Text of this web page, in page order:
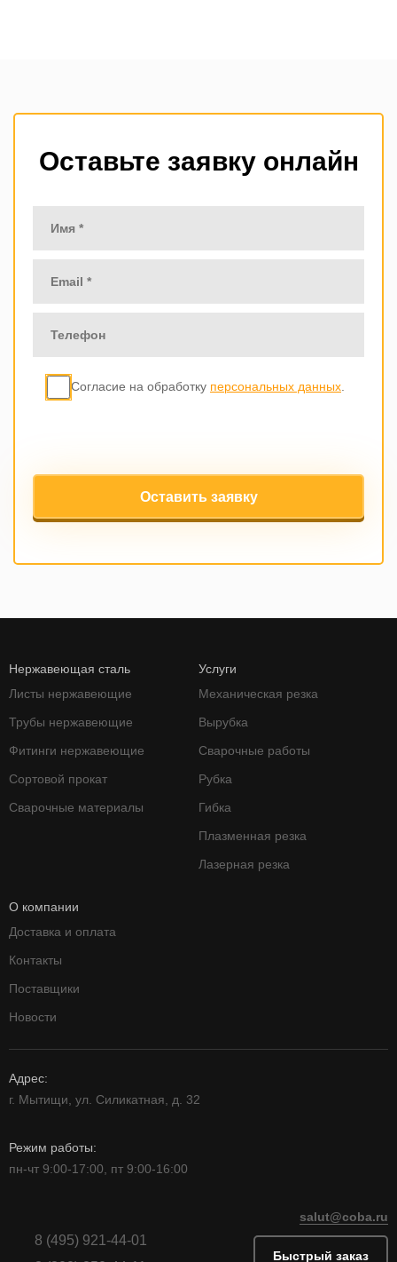
Оставьте заявку онлайн
Согласие на обработку персональных данных.
Оставить заявку
Нержавеющая сталь
Листы нержавеющие
Трубы нержавеющие
Фитинги нержавеющие
Сортовой прокат
Сварочные материалы
Услуги
Механическая резка
Вырубка
Сварочные работы
Рубка
Гибка
Плазменная резка
Лазерная резка
О компании
Доставка и оплата
Контакты
Поставщики
Новости
Адрес:
г. Мытищи, ул. Силикатная, д. 32
Режим работы:
пн-чт 9:00-17:00, пт 9:00-16:00
8 (495) 921-44-01
salut@coba.ru
Быстрый заказ